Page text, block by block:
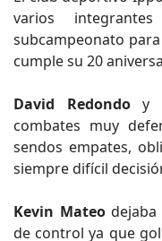
varios
subcampeonato
cumple su 20
David Redondoy
combates muy
sendos empates,
siempre difícil
Kevin Mateodejaba
de control ya que